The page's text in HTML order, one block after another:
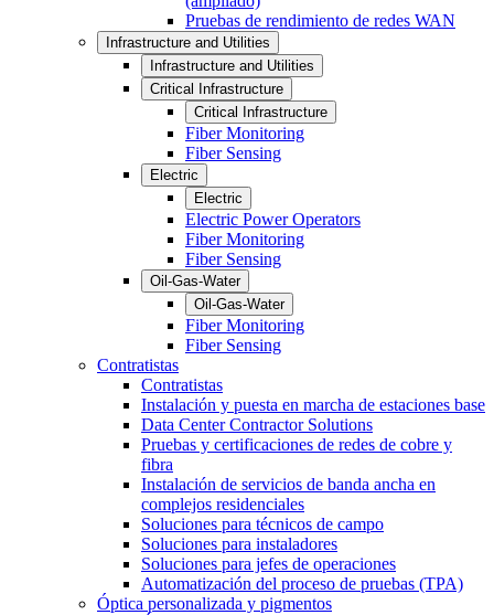
Pruebas de rendimiento de redes WAN
Infrastructure and Utilities
Infrastructure and Utilities
Critical Infrastructure
Critical Infrastructure
Fiber Monitoring
Fiber Sensing
Electric
Electric
Electric Power Operators
Fiber Monitoring
Fiber Sensing
Oil-Gas-Water
Oil-Gas-Water
Fiber Monitoring
Fiber Sensing
Contratistas
Contratistas
Instalación y puesta en marcha de estaciones base
Data Center Contractor Solutions
Pruebas y certificaciones de redes de cobre y
fibra
Instalación de servicios de banda ancha en
complejos residenciales
Soluciones para técnicos de campo
Soluciones para instaladores
Soluciones para jefes de operaciones
Automatización del proceso de pruebas (TPA)
Óptica personalizada y pigmentos